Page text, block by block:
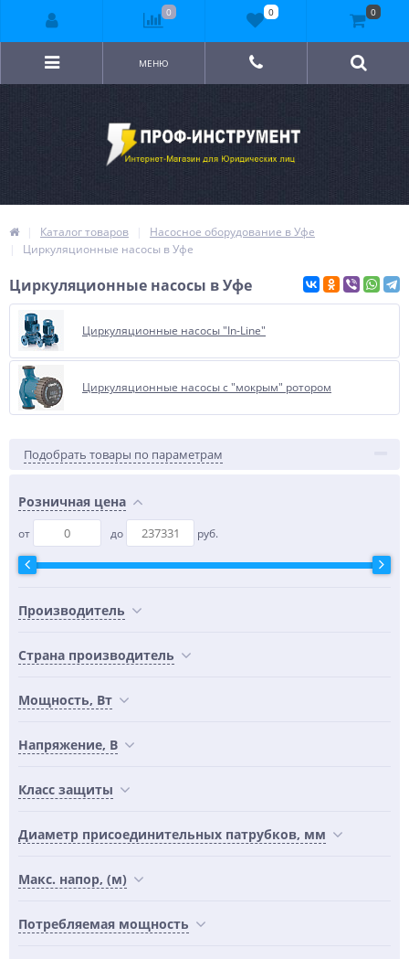
МЕНЮ
Каталог товаров
Насосное оборудование в Уфе
Циркуляционные насосы в Уфе
Циркуляционные насосы в Уфе
Циркуляционные насосы "In-Line"
Циркуляционные насосы с "мокрым" ротором
Подобрать товары по параметрам
Розничная цена
от до руб.
Производитель
Страна производитель
Мощность, Вт
Напряжение, В
Класс защиты
Диаметр присоединительных патрубков, мм
Макс. напор, (м)
Потребляемая мощность
0 0 0